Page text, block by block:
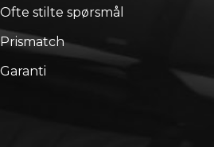
Ofte stilte spørsmål
Prismatch
Garanti